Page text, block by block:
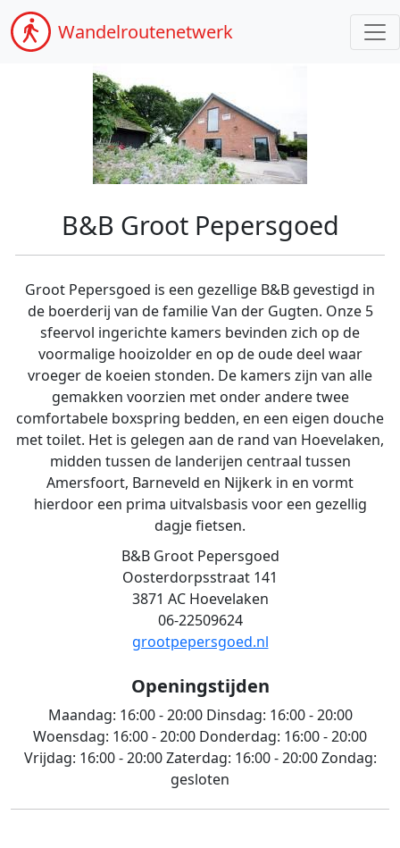
Wandelroutenetwerk
B&B Groot Pepersgoed
Groot Pepersgoed is een gezellige B&B gevestigd in
de boerderij van de familie Van der Gugten. Onze 5
sfeervol ingerichte kamers bevinden zich op de
voormalige hooizolder en op de oude deel waar
vroeger de koeien stonden. De kamers zijn van alle
gemakken voorzien met onder andere twee
comfortabele boxspring bedden, en een eigen douche
met toilet. Het is gelegen aan de rand van Hoevelaken,
midden tussen de landerijen centraal tussen
Amersfoort, Barneveld en Nijkerk in en vormt
hierdoor een prima uitvalsbasis voor een gezellig
dagje fietsen.
B&B Groot Pepersgoed
Oosterdorpsstraat 141
3871 AC Hoevelaken
06-22509624
grootpepersgoed.nl
Openingstijden
Maandag: 16:00 - 20:00Dinsdag: 16:00 - 20:00
Woensdag: 16:00 - 20:00 Donderdag: 16:00 - 20:00
Vrijdag: 16:00 - 20:00Zaterdag: 16:00 - 20:00Zondag:
gesloten